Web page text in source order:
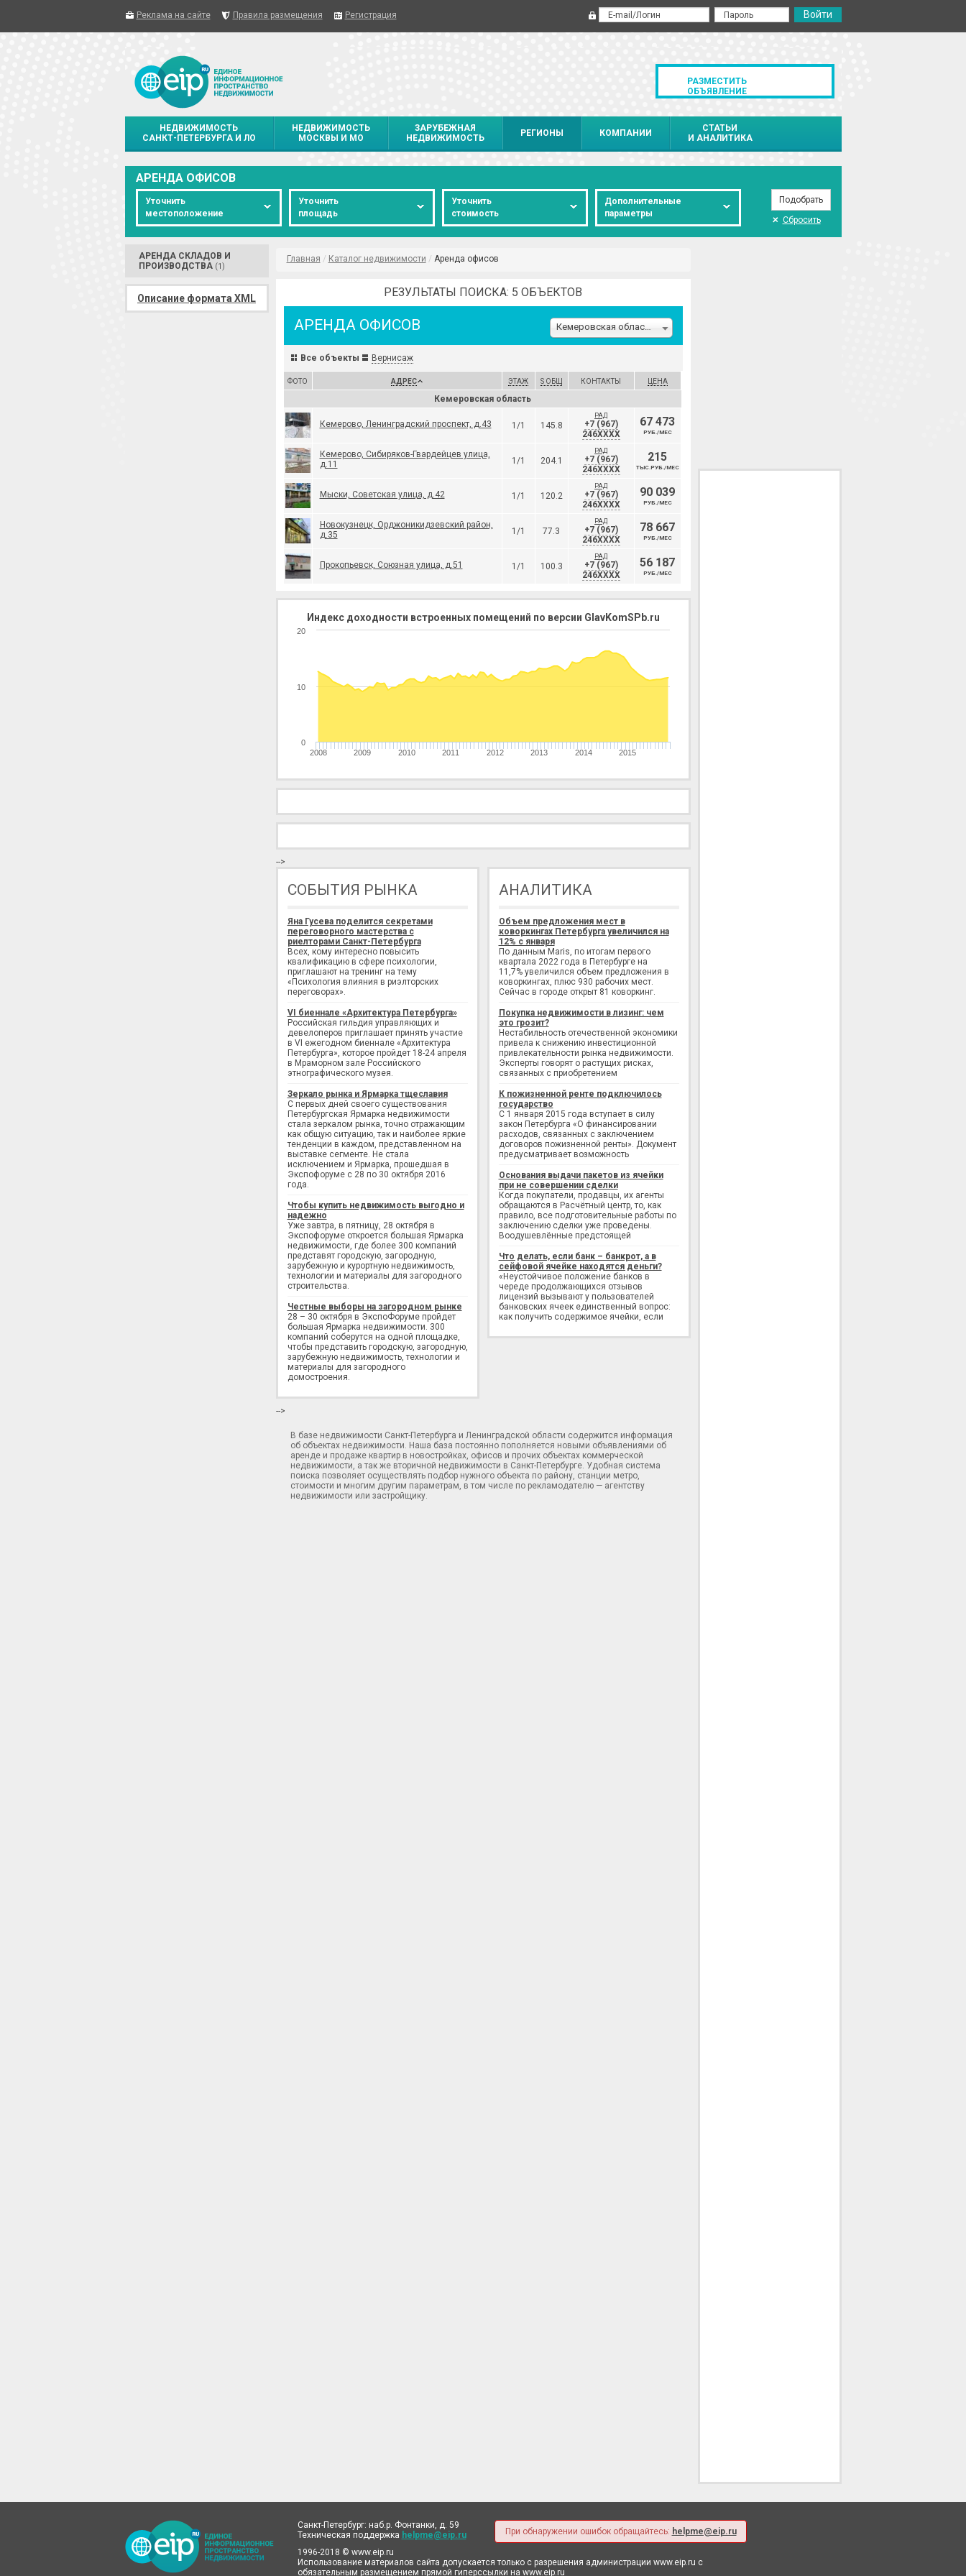
Реклама на сайте Правила размещения Регистрация
РАЗМЕСТИТЬ
ОБЪЯВЛЕНИЕ
НЕДВИЖИМОСТЬ
САНКТ-ПЕТЕРБУРГА И ЛО
НЕДВИЖИМОСТЬ
МОСКВЫ И МО
ЗАРУБЕЖНАЯ
НЕДВИЖИМОСТЬ
РЕГИОНЫ КОМПАНИИ
СТАТЬИ
И АНАЛИТИКА
АРЕНДА ОФИСОВ
Уточнить
местоположение
Уточнить
площадь
Уточнить
стоимость
Дополнительные
параметры
Сбросить
АРЕНДА СКЛАДОВ И
ПРОИЗВОДСТВА (1)
Описание формата XML
Главная / Каталог недвижимости / Аренда офисов
РЕЗУЛЬТАТЫ ПОИСКА: 5 ОБЪЕКТОВ
АРЕНДА ОФИСОВ Кемеровская область
Все объекты Вернисаж
ФОТО АДРЕС ЭТАЖ S ОБЩ КОНТАКТЫ ЦЕНА
Кемеровская область
Кемерово, Ленинградский проспект, д.43 1/1 145.8
РАД
+7 (967)
246XXXX
67 473
РУБ./МЕС
Кемерово, Сибиряков-Гвардейцев улица,
д.11
1/1 204.1
РАД
+7 (967)
246XXXX
215
ТЫС.РУБ./МЕС
Мыски, Советская улица, д.42 1/1 120.2
РАД
+7 (967)
246XXXX
90 039
РУБ./МЕС
Новокузнецк, Орджоникидзевский район,
д.35
1/1 77.3
РАД
+7 (967)
246XXXX
78 667
РУБ./МЕС
Прокопьевск, Союзная улица, д.51 1/1 100.3
РАД
+7 (967)
246XXXX
56 187
РУБ./МЕС
Индекс доходности встроенных помещений по версии GlavKomSPb.ru
2008 2009 2010 2011 2012 2013 2014 2015
0
10
20
-->
СОБЫТИЯ РЫНКА
Яна Гусева поделится секретами
переговорного мастерства с
риелторами Санкт-Петербурга
Всех, кому интересно повысить
квалификацию в сфере психологии,
приглашают на тренинг на тему
«Психология влияния в риэлторских
переговорах».
VI биеннале «Архитектура Петербурга»
Российская гильдия управляющих и
девелоперов приглашает принять участие
в VI ежегодном биеннале «Архитектура
Петербурга», которое пройдет 18-24 апреля
в Мраморном зале Российского
этнографического музея.
Зеркало рынка и Ярмарка тщеславия
С первых дней своего существования
Петербургская Ярмарка недвижимости
стала зеркалом рынка, точно отражающим
как общую ситуацию, так и наиболее яркие
тенденции в каждом, представленном на
выставке сегменте. Не стала
исключением и Ярмарка, прошедшая в
Экспофоруме с 28 по 30 октября 2016
года.
Чтобы купить недвижимость выгодно и
надежно
Уже завтра, в пятницу, 28 октября в
Экспофоруме откроется большая Ярмарка
недвижимости, где более 300 компаний
представят городскую, загородную,
зарубежную и курортную недвижимость,
технологии и материалы для загородного
строительства.
Честные выборы на загородном рынке
28 – 30 октября в ЭкспоФоруме пройдет
большая Ярмарка недвижимости. 300
компаний соберутся на одной площадке,
чтобы представить городскую, загородную,
зарубежную недвижимость, технологии и
материалы для загородного
домостроения.
АНАЛИТИКА
Объем предложения мест в
коворкингах Петербурга увеличился на
12% с января
По данным Maris, по итогам первого
квартала 2022 года в Петербурге на
11,7% увеличился объем предложения в
коворкингах, плюс 930 рабочих мест.
Сейчас в городе открыт 81 коворкинг.
Покупка недвижимости в лизинг: чем
это грозит?
Нестабильность отечественной экономики
привела к снижению инвестиционной
привлекательности рынка недвижимости.
Эксперты говорят о растущих рисках,
связанных с приобретением
К пожизненной ренте подключилось
государство
С 1 января 2015 года вступает в силу
закон Петербурга «О финансировании
расходов, связанных с заключением
договоров пожизненной ренты». Документ
предусматривает возможность
Основания выдачи пакетов из ячейки
при не совершении сделки
Когда покупатели, продавцы, их агенты
обращаются в Расчётный центр, то, как
правило, все подготовительные работы по
заключению сделки уже проведены.
Воодушевлённые предстоящей
Что делать, если банк – банкрот, а в
сейфовой ячейке находятся деньги?
«Неустойчивое положение банков в
череде продолжающихся отзывов
лицензий вызывают у пользователей
банковских ячеек единственный вопрос:
как получить содержимое ячейки, если
-->
В базе недвижимости Санкт-Петербурга и Ленинградской области содержится информация
об объектах недвижимости. Наша база постоянно пополняется новыми объявлениями об
аренде и продаже квартир в новостройках, офисов и прочих объектах коммерческой
недвижимости, а так же вторичной недвижимости в Санкт-Петербурге. Удобная система
поиска позволяет осуществлять подбор нужного объекта по району, станции метро,
стоимости и многим другим параметрам, в том числе по рекламодателю — агентству
недвижимости или застройщику.
При обнаружении ошибок обращайтесь: helpme@eip.ru
Санкт-Петербург: наб.р. Фонтанки, д. 59
Техническая поддержка helpme@eip.ru
1996-2018 © www.eip.ru
Использование материалов сайта допускается только с разрешения администрации www.eip.ru с
обязательным размещением прямой гиперссылки на www.eip.ru